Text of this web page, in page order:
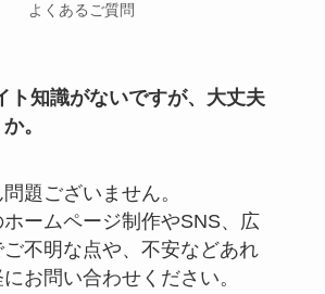
よくあるご質問
ト知識がないですが、大丈夫
。
題ございません。
ームページ制作やSNS、広
不明な点や、不安などあれ
お問い合わせください。